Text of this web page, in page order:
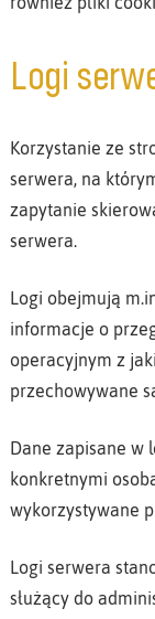
Logi
Korzystanie ze
serwera, na
zapytanie
serwera.
Logi obejmują
informacje o
operacyjnym z
przechowywane
Dane zapisane w
konkretnymi
wykorzystywane
Logi serwera
służący do